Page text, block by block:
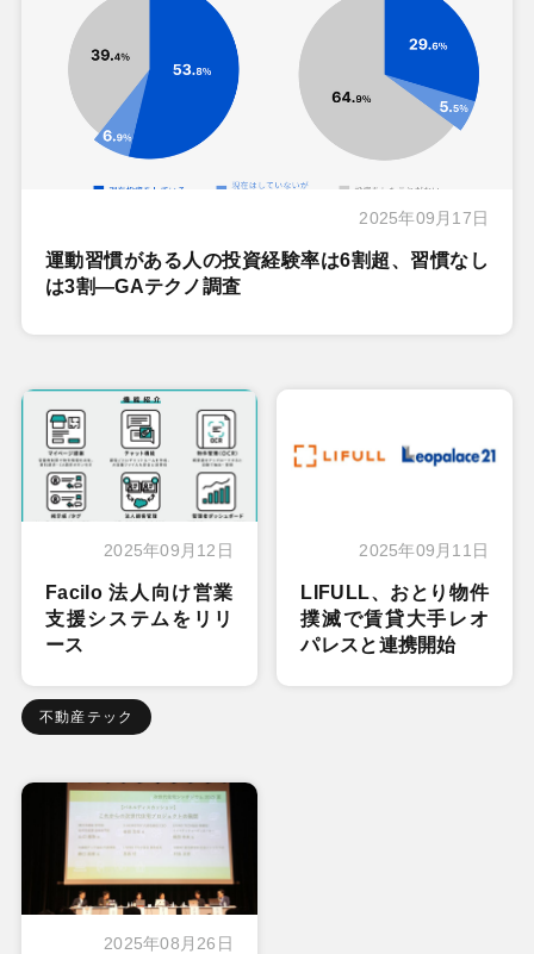
2025年09月17日
運動習慣がある人の投資経験率は6割超、習慣なし
は3割―GAテクノ調査
2025年09月12日
Facilo 法人向け営業
支援システムをリリ
ース
不動産テック
2025年09月11日
LIFULL、おとり物件
撲滅で賃貸大手レオ
パレスと連携開始
2025年08月26日